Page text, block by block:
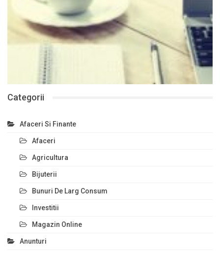
Categorii
Afaceri Si Finante
Afaceri
Agricultura
Bijuterii
Bunuri De Larg Consum
Investitii
Magazin Online
Anunturi